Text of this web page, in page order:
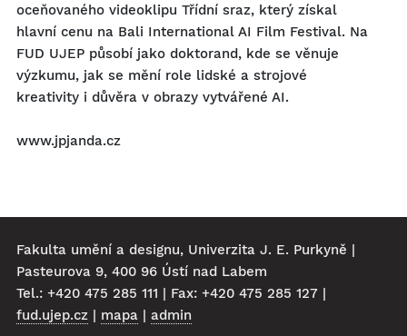
oceňovaného videoklipu Třídní sraz, který získal
hlavní cenu na Bali International AI Film Festival. Na
FUD UJEP působí jako doktorand, kde se věnuje
výzkumu, jak se mění role lidské a strojové
kreativity i důvěra v obrazy vytvářené AI.
www.jpjanda.cz
Fakulta umění a designu, Univerzita J. E. Purkyně |
Pasteurova 9, 400 96 Ústí nad Labem
Tel.: +420 475 285 111 | Fax: +420 475 285 127 |
fud.ujep.cz | mapa | admin